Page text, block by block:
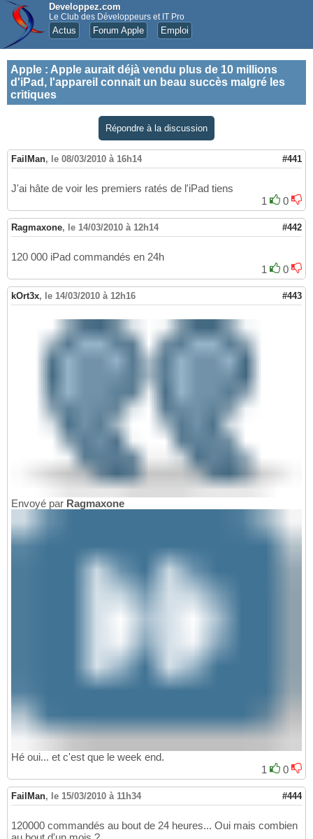
Developpez.com
Le Club des Développeurs et IT Pro
Actus Forum Apple Emploi
Apple : Apple aurait déjà vendu plus de 10 millions
d'iPad, l'appareil connait un beau succès malgré les
critiques
Répondre à la discussion
FailMan, le 08/03/2010 à 16h14 #441
J'ai hâte de voir les premiers ratés de l'iPad tiens
1
0
Ragmaxone, le 14/03/2010 à 12h14 #442
120 000 iPad commandés en 24h
1
0
kOrt3x, le 14/03/2010 à 12h16 #443
Envoyé par Ragmaxone
Hé oui... et c'est que le week end.
1
0
FailMan, le 15/03/2010 à 11h34 #444
120000 commandés au bout de 24 heures... Oui mais combien